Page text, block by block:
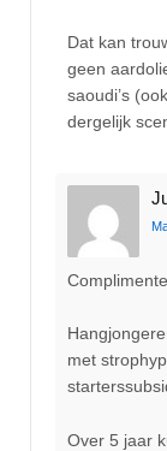
Dat kan
geen
saoudi’s
dergelijk
met
Over 5 jaar